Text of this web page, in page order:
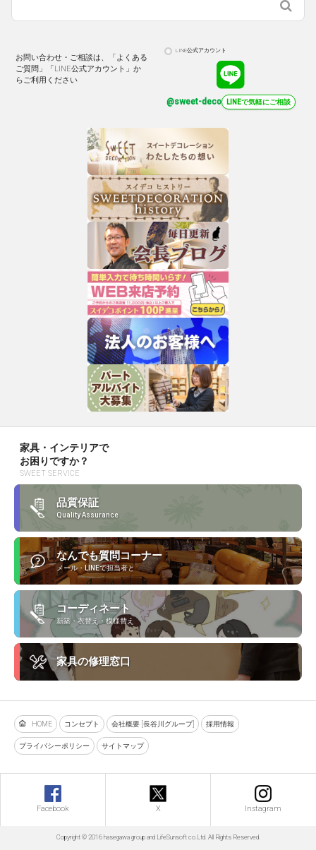
お問い合わせ・ご相談は、「よくある
ご質問」「LINE公式アカウント」か
らご利用ください
LINE公式アカウント
@sweet-deco LINEで気軽にご相談
家具・インテリアで
お困りですか？
SWEET SERVICE
品質保証
Quality Assurance
なんでも質問コーナー
メール・LINEで担当者と
コーディネート
新築・衣替え・模様替え
家具の修理窓口
HOME コンセプト 会社概要 [長谷川グループ] 採用情報
プライバシーポリシー サイトマップ
Facebook X Instagram
Copyright © 2016 hasegawa group and LifeSunsoft co.Ltd. All Rights Reserved.